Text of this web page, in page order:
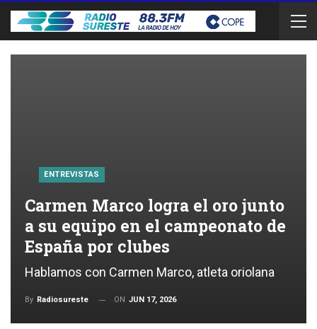
ENTREVISTAS
Carmen Marco logra el oro junto
a su equipo en el campeonato de
España por clubes
Hablamos con Carmen Marco, atleta oriolana
By Radiosureste ON JUN 17, 2026